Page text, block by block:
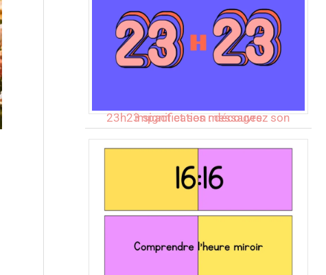
23h23 signification : découvrez son impact et ses messages